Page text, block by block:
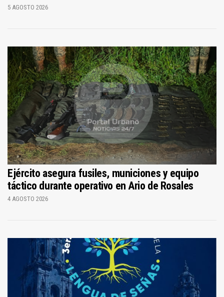
5 AGOSTO 2026
Ejército asegura fusiles, municiones y equipo
táctico durante operativo en Ario de Rosales
4 AGOSTO 2026